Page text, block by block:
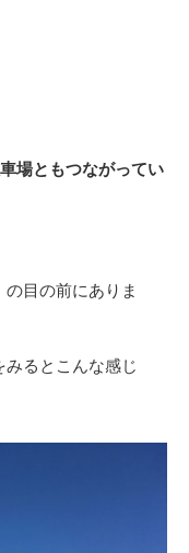
場ともつながってい
目の前にありま
みるとこんな感じ